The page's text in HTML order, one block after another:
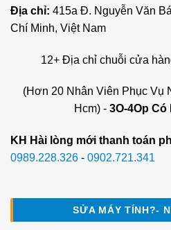
Địa chỉ: 415a Đ. Nguyễn Văn
Chí Minh, Việt Nam
12+ Địa chỉ chuỗi cửa
(Hơn 20 Nhân Viên Phục Vụ
Hcm) - 3O-4Op Có
KH Hài lòng mới thanh toán
0989.228.326 - 0902.721.341
SỬA MÁY TÍNH?-